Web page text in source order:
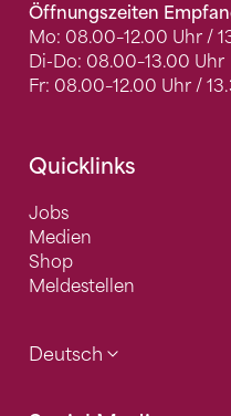
Öffnungszeiten
Mo: 08.00–12.00 Uhr /
Di-Do: 08.00–13.00 Uhr
Fr: 08.00–12.00 Uhr /
Quicklinks
Jobs
Medien
Shop
Meldestellen
Deutsch